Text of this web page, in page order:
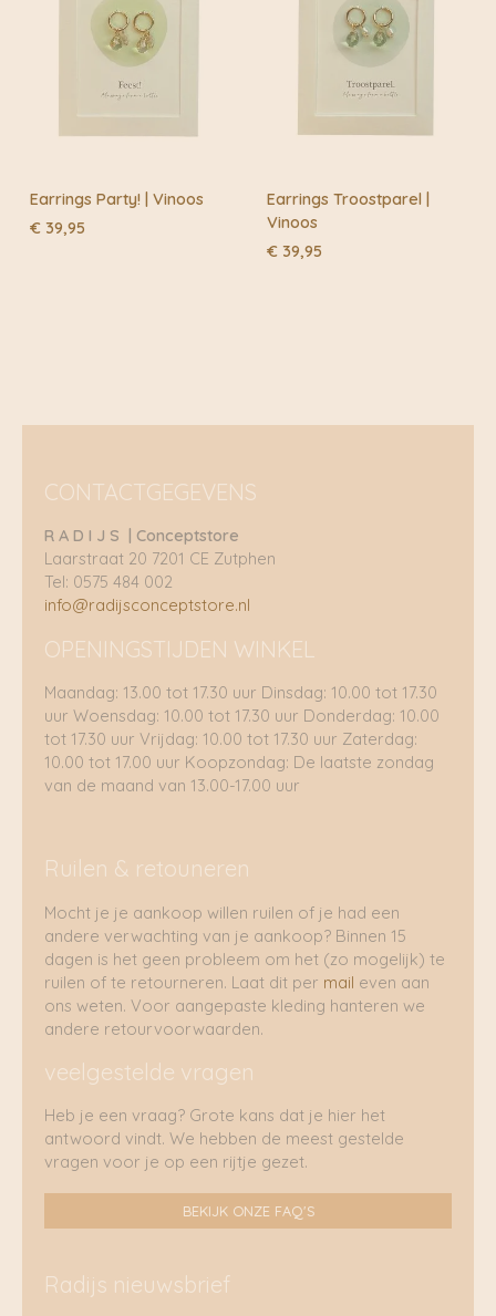
Earrings Party! | Vinoos
€ 39,95
Earrings Troostparel |
Vinoos
€ 39,95
CONTACTGEGEVENS
R A D I J S | Conceptstore
Laarstraat 20 7201 CE Zutphen
Tel: 0575 484 002
info@radijsconceptstore.nl
OPENINGSTIJDEN WINKEL
Maandag: 13.00 tot 17.30 uur Dinsdag: 10.00 tot 17.30
uur Woensdag: 10.00 tot 17.30 uur Donderdag: 10.00
tot 17.30 uur Vrijdag: 10.00 tot 17.30 uur Zaterdag:
10.00 tot 17.00 uur Koopzondag: De laatste zondag
van de maand van 13.00-17.00 uur
Ruilen & retouneren
Mocht je je aankoop willen ruilen of je had een
andere verwachting van je aankoop? Binnen 15
dagen is het geen probleem om het (zo mogelijk) te
ruilen of te retourneren. Laat dit per mail even aan
ons weten. Voor aangepaste kleding hanteren we
andere retourvoorwaarden.
veelgestelde vragen
Heb je een vraag? Grote kans dat je hier het
antwoord vindt. We hebben de meest gestelde
vragen voor je op een rijtje gezet.
BEKIJK ONZE FAQ'S
Radijs nieuwsbrief